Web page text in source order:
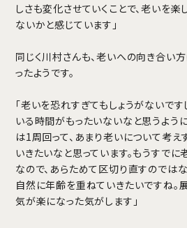
しさも変化させていくことで、老いを
ないかと感じています」
同じく川村さんも、老いへの向き合い
ったようです。
「老いを恐れすぎてもしょうがないです
いる時間がもったいないなと思うよう
は1周回って、あまり老いについて考え
いきたいなと思っています。もうすで
なので、あらためて区切り直すのでは
自然に年齢を重ねていきたいですね。
気が楽になった気がします」